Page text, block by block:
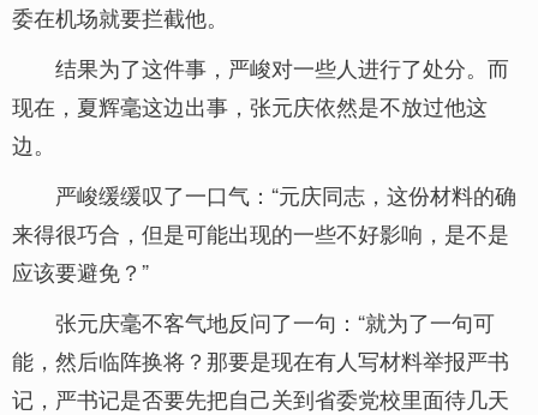
委在机场就要拦截他。
结果为了这件事，严峻对一些人进行了处分。而
现在，夏辉毫这边出事，张元庆依然是不放过他这
边。
严峻缓缓叹了一口气：“元庆同志，这份材料的确
来得很巧合，但是可能出现的一些不好影响，是不是
应该要避免？”
张元庆毫不客气地反问了一句：“就为了一句可
能，然后临阵换将？那要是现在有人写材料举报严书
记，严书记是否要先把自己关到省委党校里面待几天